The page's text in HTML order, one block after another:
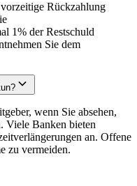
Rückzahlung
1% der Restschuld
Sie dem
wenn Sie absehen,
Viele Banken bieten
an. Offene
zu vermeiden.